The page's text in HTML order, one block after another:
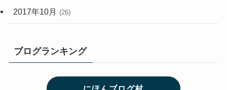
2017年10月 (26)
ブログランキング